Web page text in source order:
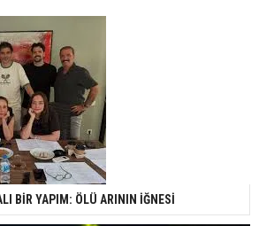
BİR YAPIM: ÖLÜ ARININ İĞNESİ